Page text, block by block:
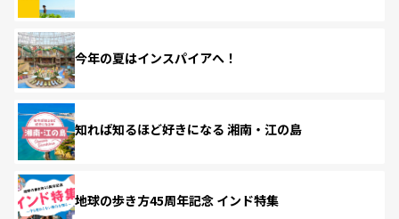
今年の夏はインスパイアへ！
知れば知るほど好きになる 湘南・江の島
地球の歩き方45周年記念 インド特集